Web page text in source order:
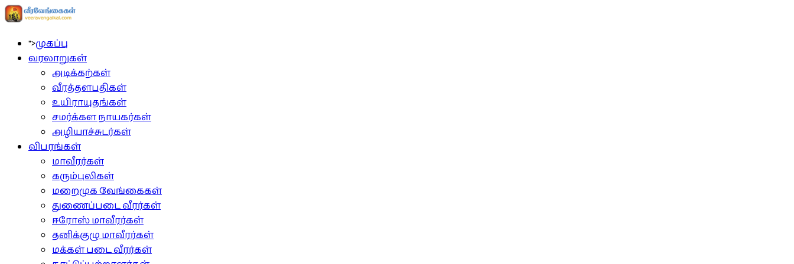
">முகப்பு
வரலாறுகள்
அடிக்கற்கள்
வீரத்தளபதிகள்
உயிராயுதங்கள்
சமர்க்கள நாயகர்கள்
அழியாச்சுடர்கள்
விபரங்கள்
மாவீரர்கள்
கரும்புலிகள்
மறைமுக வேங்கைகள்
துணைப்படை வீரர்கள்
ஈரோஸ் மாவீரர்கள்
தனிக்குழு மாவீரர்கள்
மக்கள் படை வீரர்கள்